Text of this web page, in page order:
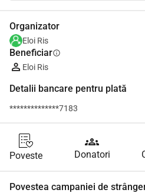
Organizator
Eloi Ris
Beneficiarinfo
Eloi Ris
Detalii bancare pentru plată
**************7183
Poveste
groups
Donatori
Povestea campaniei de